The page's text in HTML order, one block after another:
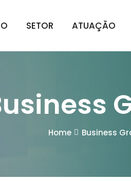
SETOR ATUAÇÃO
Home Business